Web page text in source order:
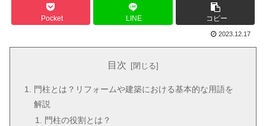
Pocket LINE コピー
2023.12.17
目次
門柱とは？リフォームや建築における基本的な用語を
解説
門柱の役割とは？